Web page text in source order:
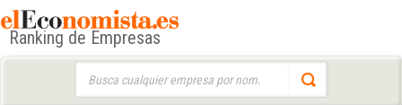
Ranking de Empresas